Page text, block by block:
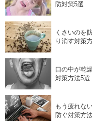
防対策5選
くさいのを
り消す対策
口の中が乾
対策方法5選
もう疲れな
防ぐ対策方